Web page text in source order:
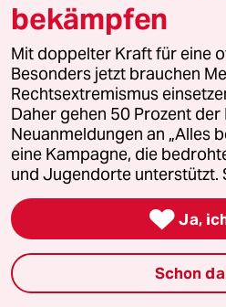
Bing eingeben
Vorschlagsliste
Collins:
Juri Sternburg
"Amthor ist der
taz.de/Kolumne-
Luegenleser/
und btw.: "Die
Wahrheit ein
bekämpfen
Mit doppelter Kraft für eine
Besonders jetzt brauchen
Rechtsextremismus
Daher gehen 50 Prozent der
Neuanmeldungen an „Alles
eine Kampagne, die
und Jugendorte unterstützt.
 Ja,
Schon